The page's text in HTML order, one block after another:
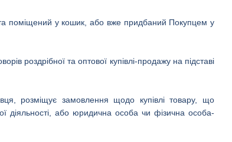
поміщений у кошик, або вже придбаний Покупцем у
роздрібної та оптової купівлі-продажу на підставі
розміщує замовлення щодо купівлі товару, що
діяльності, або юридична особа чи фізична особа-